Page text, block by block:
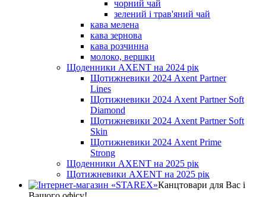
чорний чай
зелений і трав'яний чай
кава мелена
кава зернова
кава розчинна
молоко, вершки
Щоденники AXENT на 2024 рік
Щотижневики 2024 Axent Partner
Lines
Щотижневики 2024 Axent Partner Soft
Diamond
Щотижневики 2024 Axent Partner Soft
Skin
Щотижневики 2024 Axent Prime
Strong
Щоденники AXENT на 2025 рік
Щотижневики AXENT на 2025 рік
Канцтовари для Вас і